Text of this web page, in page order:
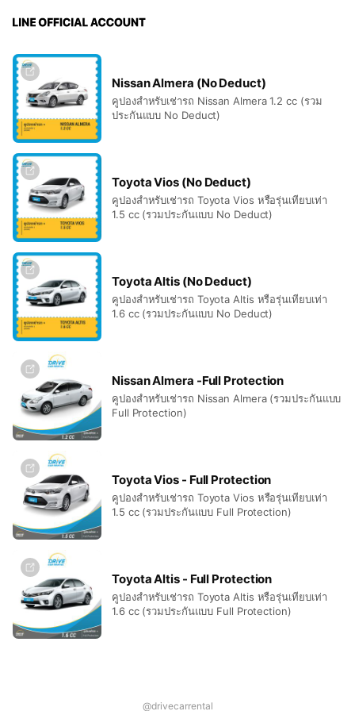
Nissan Almera (No Deduct)
คูปองสำหรับเช่ารถ Nissan Almera 1.2 cc (รวม
ประกันแบบ No Deduct)
Toyota Vios (No Deduct)
คูปองสำหรับเช่ารถ Toyota Vios หรือรุ่นเทียบเท่า
1.5 cc (รวมประกันแบบ No Deduct)
Toyota Altis (No Deduct)
คูปองสำหรับเช่ารถ Toyota Altis หรือรุ่นเทียบเท่า
1.6 cc (รวมประกันแบบ No Deduct)
Nissan Almera -Full Protection
คูปองสำหรับเช่ารถ Nissan Almera (รวมประกันแบบ
Full Protection)
Toyota Vios - Full Protection
คูปองสำหรับเช่ารถ Toyota Vios หรือรุ่นเทียบเท่า
1.5 cc (รวมประกันแบบ Full Protection)
Toyota Altis - Full Protection
คูปองสำหรับเช่ารถ Toyota Altis หรือรุ่นเทียบเท่า
1.6 cc (รวมประกันแบบ Full Protection)
@drivecarrental